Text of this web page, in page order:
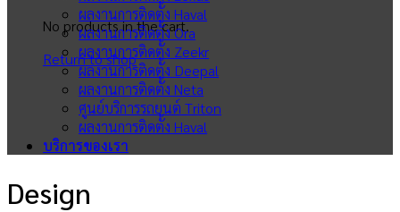
No products in the cart.
Return to shop
ผลงานการติดตั้ง Haval
ผลงานการติดตั้ง Ora
ผลงานการติดตั้ง Zeekr
ผลงานการติดตั้ง Deepal
ผลงานการติดตั้ง Neta
ศูนย์บริการรถยนต์ Triton
ผลงานการติดตั้ง Haval
บริการของเรา
Design